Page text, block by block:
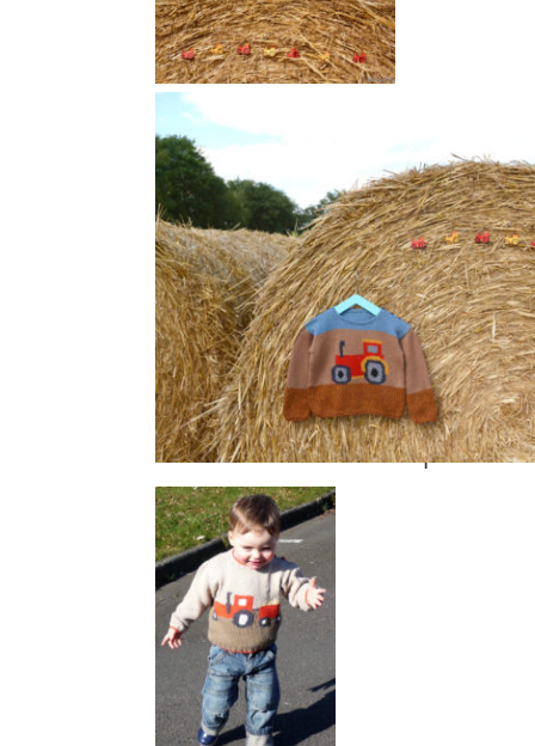
C’est l’époque des
alors au trio ontricote
Du 2 au 6 ans. Aig. 3,
Tricoté en Surnaturelle et en
Retrouvez-leICIet
On adore aussi les écussons
cacher un trou… !
Vous vous souvenez de notre modèle
pull tracteur ??
Il est réalisé tout en Fleur
Retrouvez-leICIet